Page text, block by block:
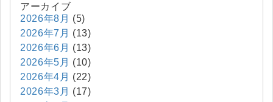
アーカイブ
2026年8月 (5)
2026年7月 (13)
2026年6月 (13)
2026年5月 (10)
2026年4月 (22)
2026年3月 (17)